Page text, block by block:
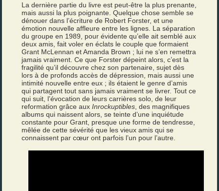
La dernière partie du livre est peut-être la plus prenante,
mais aussi la plus poignante. Quelque chose semble se
dénouer dans l’écriture de Robert Forster, et une
émotion nouvelle affleure entre les lignes. La séparation
du groupe en 1989, pour évidente qu’elle ait semblé aux
deux amis, fait voler en éclats le couple que formaient
Grant McLennan et Amanda Brown ; lui ne s’en remettra
jamais vraiment. Ce que Forster dépeint alors, c’est la
fragilité qu’il découvre chez son partenaire, sujet dès
lors à de profonds accès de dépression, mais aussi une
intimité nouvelle entre eux ; ils étaient le genre d’amis
qui partagent tout sans jamais vraiment se livrer. Tout ce
qui suit, l’évocation de leurs carrières solo, de leur
reformation grâce auxInrockuptibles , des magnifiques
albums qui naissent alors, se teinte d’une inquiétude
constante pour Grant, presque une forme de tendresse,
mêlée de cette sévérité que les vieux amis qui se
connaissent par cœur ont parfois l’un pour l’autre.